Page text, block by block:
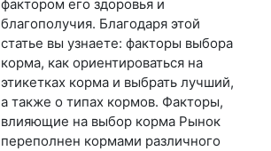
фактором его здоровья и
благополучия. Благодаря этой
статье вы узнаете: факторы выбора
корма, как ориентироваться на
этикетках корма и выбрать лучший,
а также о типах кормов. Факторы,
влияющие на выбор корма Рынок
переполнен кормами различного